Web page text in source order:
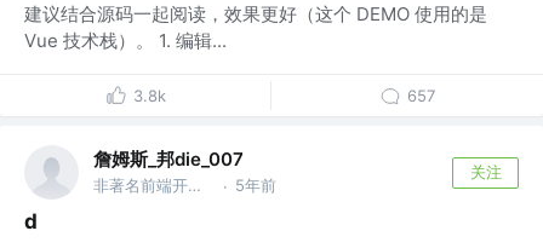
建议结合源码一起阅读，效果更好（这个 DEMO 使用的是
Vue 技术栈）。 1. 编辑...
3.8k 657
詹姆斯_邦die_007
非著名前端开发工程师 · 5年前
关注
d